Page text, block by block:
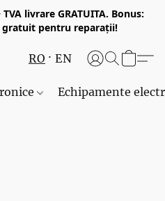
livrare GRATUITA. Bonus:
pentru reparații!
RO EN
Echipamente